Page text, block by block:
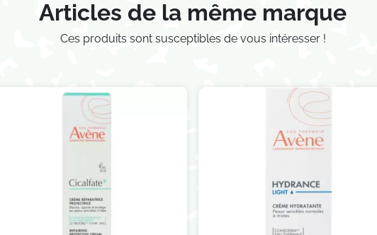
Articles de la même marque
Ces produits sont susceptibles de vous intéresser !